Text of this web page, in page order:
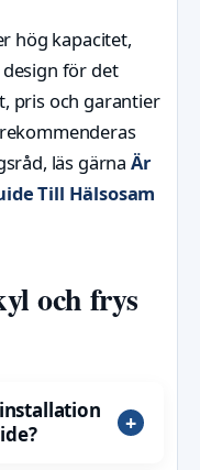
hög kapacitet,
för det
pris och garantier
läs gärna Är
Till Hälsosam
och frys